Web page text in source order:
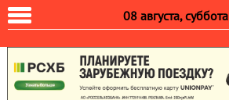
08 августа, суббота